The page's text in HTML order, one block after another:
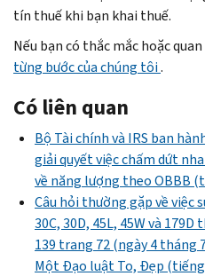
tín thuế khi bạn khai thuế.
Nếu bạn có thắc mắc hoặc
từng bước của chúng tôi.
Có liên quan
Bộ Tài chính và IRS ban
giải quyết việc chấm dứt
về năng lượng theo OBBB
Câu hỏi thường gặp về việc
30C, 30D, 45L, 45W và
139 trang 72 (ngày 4 tháng
Một Đạo luật To, Đẹp